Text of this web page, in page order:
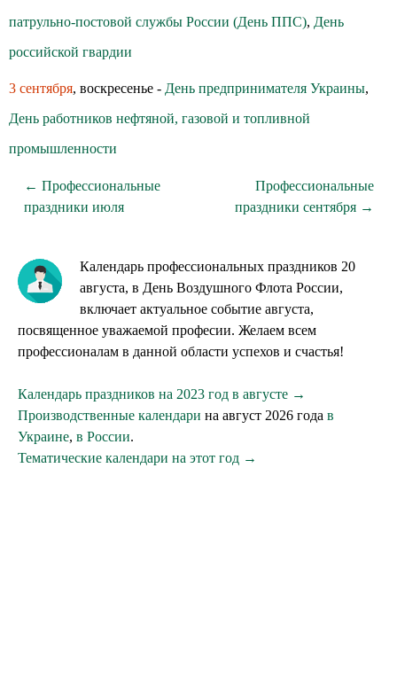
патрульно-постовой службы России (День ППС), День
российской гвардии
3 сентября, воскресенье - День предпринимателя Украины,
День работников нефтяной, газовой и топливной
промышленности
← Профессиональные
праздники июля
Профессиональные
праздники сентября →
Календарь профессиональных праздников 20
августа, в День Воздушного Флота России,
включает актуальное событие августа,
посвященное уважаемой професии. Желаем всем
профессионалам в данной области успехов и счастья!
Календарь праздников на 2023 год в августе →
Производственные календари на август 2026 года в
Украине, в России.
Тематические календари на этот год →